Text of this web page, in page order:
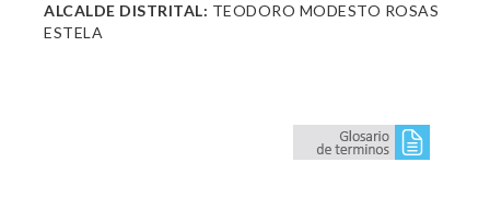
ALCALDE DISTRITAL: TEODORO MODESTO ROSAS
ESTELA